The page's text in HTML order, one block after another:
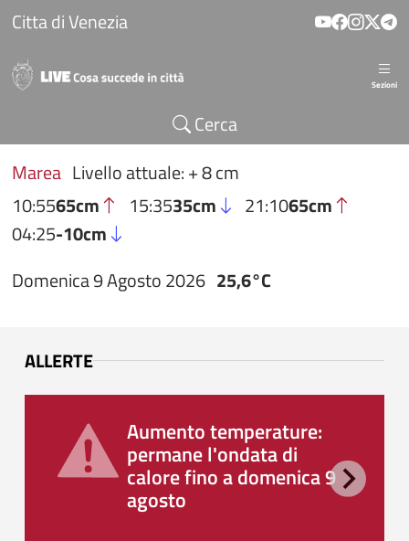
Salta al contenuto principale
Citta di Venezia
Sezioni
Cerca
Marea Livello attuale: + 8 cm
10:5565cm 15:3535cm 21:1065cm
04:25-10cm
Domenica 9 Agosto 2026 25,6°C
ALLERTE
Aumento temperature:
permane l'ondata di
calore fino a domenica 9
agosto